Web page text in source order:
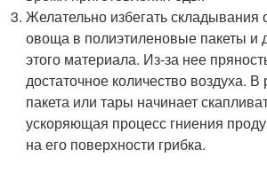
Желательно избегать складывания
овоща в полиэтиленовые пакеты и
этого материала. Из-за нее
достаточное количество воздуха. В
пакета или тары начинает
ускоряющая процесс гниения
на его поверхности грибка.